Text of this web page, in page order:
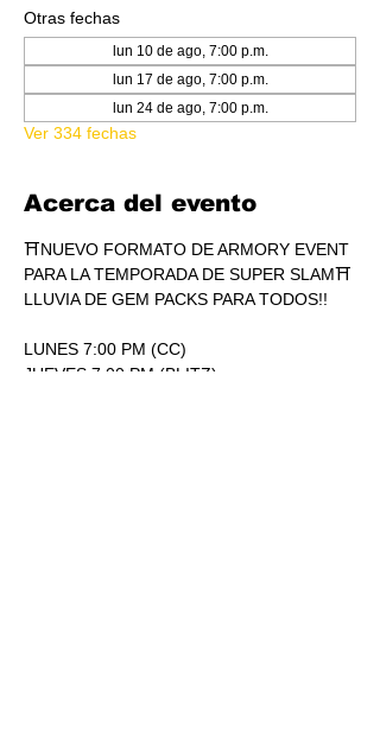
Otras fechas
lun 10 de ago, 7:00 p.m.
lun 17 de ago, 7:00 p.m.
lun 24 de ago, 7:00 p.m.
Ver 334 fechas
Acerca del evento
⛩NUEVO FORMATO DE ARMORY EVENT
PARA LA TEMPORADA DE SUPER SLAM⛩
LLUVIA DE GEM PACKS PARA TODOS!!
LUNES 7:00 PM (CC)
JUEVES 7:00 PM (BLITZ)